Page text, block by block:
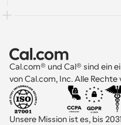
Cal.com® und Cal® sind ein
von Cal.com, Inc. Alle
Unsere Mission ist es, bis